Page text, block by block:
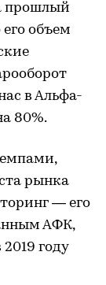
прошлый
его объем
в Альфа-
80%.
рынка
— его
АФК,
году